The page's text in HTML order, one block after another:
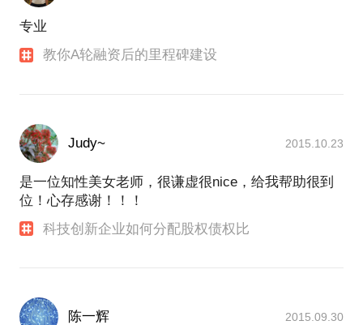
专业
教你A轮融资后的里程碑建设
Judy~ 2015.10.23
是一位知性美女老师，很谦虚很nice，给我帮助很到
位！心存感谢！！！
科技创新企业如何分配股权债权比
陈一辉 2015.09.30